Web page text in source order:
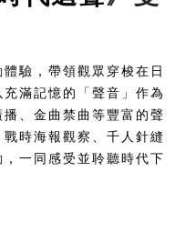
驗，帶領觀眾穿梭在日
滿記憶的「聲音」作為
、金曲禁曲等豐富的聲
時海報觀察、千人針縫
一同感受並聆聽時代下